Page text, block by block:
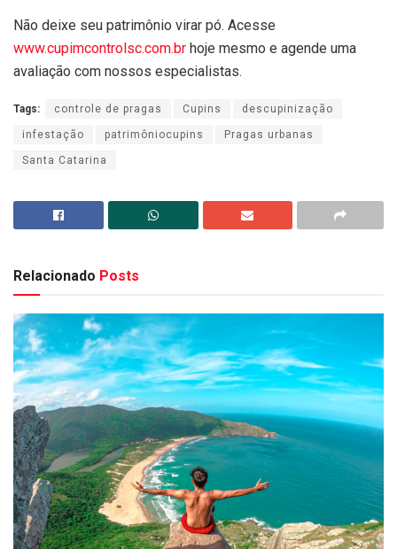
Não deixe seu patrimônio virar pó. Acesse
www.cupimcontrolsc.com.br hoje mesmo e agende uma
avaliação com nossos especialistas.
Tags: controle de pragas Cupins descupinização
infestação patrimôniocupins Pragas urbanas
Santa Catarina
Relacionado Posts